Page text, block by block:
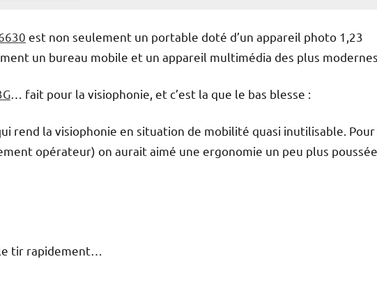
est non seulement un portable doté d’un appareil photo 1,23
un bureau mobile et un appareil multimédia des plus modernes.
… fait pour la visiophonie, et c’est la que le bas blesse :
rend la visiophonie en situation de mobilité quasi inutilisable. Pour
opérateur) on aurait aimé une ergonomie un peu plus poussée.
tir rapidement…